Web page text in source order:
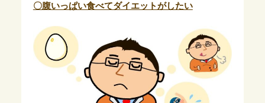
〇腹いっぱい食べてダイエットがしたい